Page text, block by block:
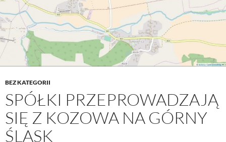
BEZ KATEGORII
SPÓŁKI PRZEPROWADZAJĄ
SIĘ Z KOZOWA NA GÓRNY
ŚLĄSK